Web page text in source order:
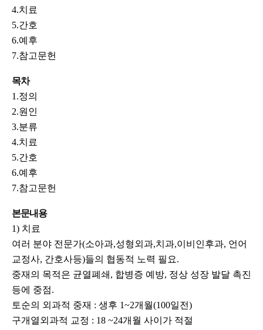
4.치료
5.간호
6.예후
7.참고문헌
목차
1.정의
2.원인
3.분류
4.치료
5.간호
6.예후
7.참고문헌
본문내용
1) 치료
여러 분야 전문가(소아과,성형외과,치과,이비인후과, 언어
교정사, 간호사등)들의 협동적 노력 필요.
중재의 목적은 균열폐쇄, 합병증 예방, 정상 성장 발달 촉진
등에 중점.
토순의 외과적 중재 : 생후 1~2개월(100일전)
구개열외과적 교정 : 18 ~24개월 사이가 적절